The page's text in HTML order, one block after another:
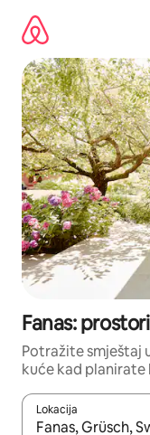
sadržaj
Fanas:
Potražite smještaj
kuće kad planirate
Lokacija
Kada budu